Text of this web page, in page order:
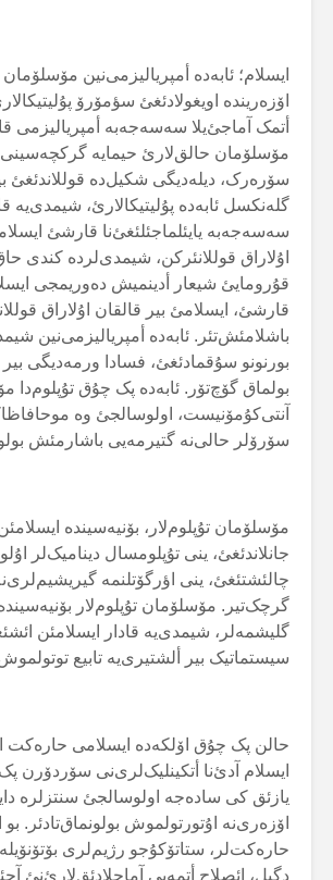
ایسلام؛ ئابەدە أمپریالیزمی‌نین مۆسلۆمان
اۆزەریندە اویغولادئغئ سؤمۆرۆ
أتمک آماجئ‌یلا سەسەجەبە أمپریالیزمی
مۆسلۆمان حالق‌لارئ حیمایە گرکچەسینی
سۆرەرک، دیلەدیگی شکیل‌دە قوللاندئغئ
گلەنکسل ئابەدە پۇلیتیکالارئ، شیمدی‌یە
سەسەجەبە یایئلماجئلئغئ‌نا قارشئ
اۇلاراق قوللانئرکن، شیمدی‌لردە کندی
قۇرومایئ شیعار أدینمیش دەوریمجی
قارشئ، ایسلامئ بیر قالقان اۇلاراق
باشلامئش‌تئر. ئابەدە أمپریالیزمی‌نین
بورنونو سۇقمادئغئ، فسادا ورمەدیگی
بولماق گۆچ‌تۆر. ئابەدە پک چۇق تۇپلوم‌دا
آنتی‌کۇمۆنیست، اولوسالجئ وە
سۆرۆلر حالی‌نە گتیرمەیی باشارمئش
مۆسلۆمان تۇپلوم‌لار، بۆنیەسیندە
جانلاندئغئ، ینی تۇپلومسال دینامیک‌لر
چالئشتئغئ، ینی اؤرگۆتلنمە
گرچک‌تیر. مۆسلۆمان تۇپلوم‌لار
گلیشمەلر، شیمدی‌یە قادار ایسلامئن
سیستماتیک بیر ألشتیری‌یە تابیع
حالن پک چۇق اۆلکەدە ایسلامی حارەکت
ایسلام آدئ‌نا أتکینلیک‌لری‌نی سۆردۆرن
یازئق کی سادەجە اولوسالجئ سنتزلرە
اۆزەری‌نە اۇتورتولموش بولونماق‌تادئر.
حارەکت‌لر، ستاتۆکۇجو رژیم‌لری
دگیل، ائصلاح أتمەیی آماچلادئق‌لارئ‌نئ